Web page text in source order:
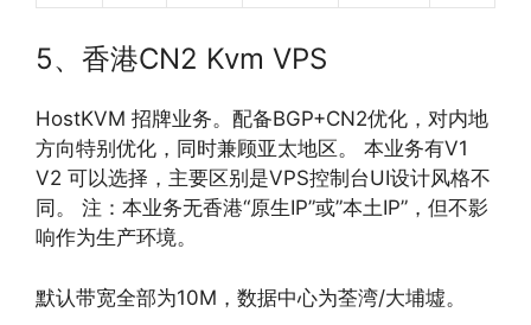
5、香港CN2 Kvm VPS
HostKVM 招牌业务。配备BGP+CN2优化，对内地
方向特别优化，同时兼顾亚太地区。 本业务有V1
V2 可以选择，主要区别是VPS控制台UI设计风格不
同。 注：本业务无香港“原生IP”或”本土IP”，但不影
响作为生产环境。
默认带宽全部为10M，数据中心为荃湾/大埔墟。